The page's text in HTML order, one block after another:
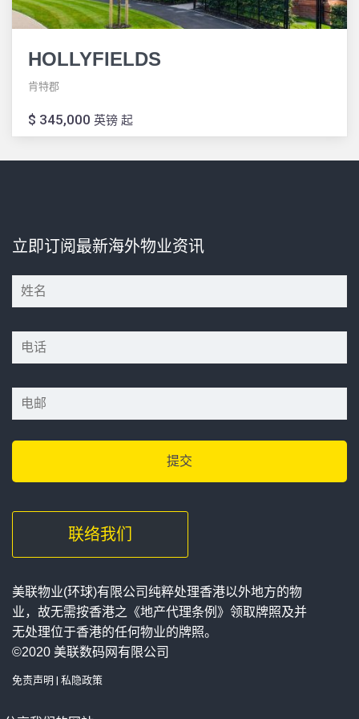
HOLLYFIELDS
肯特郡
$ 345,000 英镑 起
立即订阅最新海外物业资讯
联络我们
美联物业(环球)有限公司纯粹处理香港以外地方的物
业，故无需按香港之《地产代理条例》领取牌照及并
无处理位于香港的任何物业的牌照。
©2020 美联数码网有限公司
免责声明 | 私隐政策